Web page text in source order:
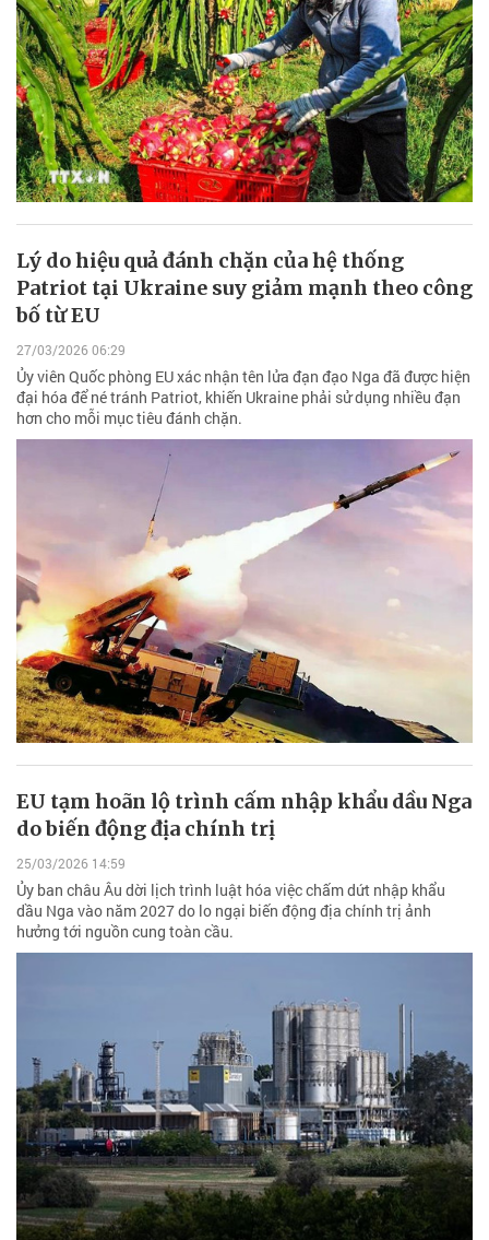
Lý do hiệu quả đánh chặn của hệ thống
Patriot tại Ukraine suy giảm mạnh theo công
bố từ EU
27/03/2026 06:29
Ủy viên Quốc phòng EU xác nhận tên lửa đạn đạo Nga đã được hiện
đại hóa để né tránh Patriot, khiến Ukraine phải sử dụng nhiều đạn
hơn cho mỗi mục tiêu đánh chặn.
EU tạm hoãn lộ trình cấm nhập khẩu dầu Nga
do biến động địa chính trị
25/03/2026 14:59
Ủy ban châu Âu dời lịch trình luật hóa việc chấm dứt nhập khẩu
dầu Nga vào năm 2027 do lo ngại biến động địa chính trị ảnh
hưởng tới nguồn cung toàn cầu.